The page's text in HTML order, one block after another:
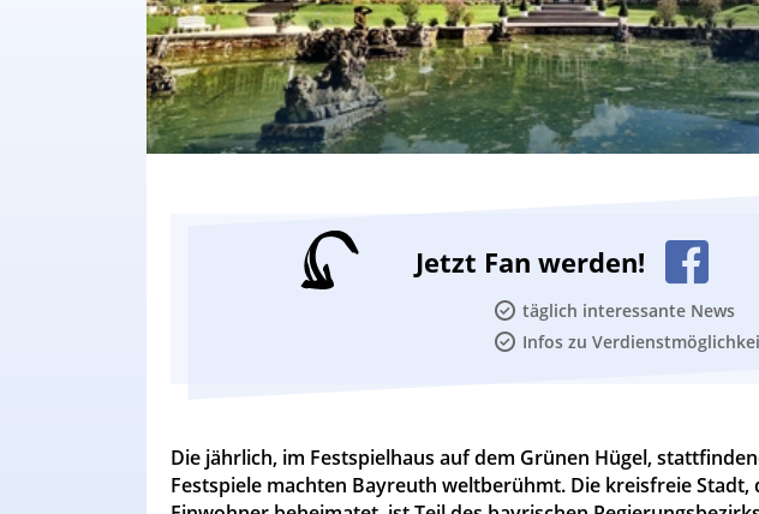
Jetzt Fan werden!
täglich interessante News
Infos zu
Die jährlich, im Festspielhaus auf dem Grünen Hügel,
Festspiele machten Bayreuth weltberühmt. Die kreisfreie Stadt,